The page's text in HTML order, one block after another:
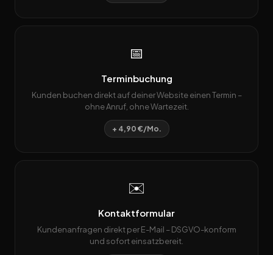
📅
Terminbuchung
Kunden buchen direkt auf deiner Website einen Termin –
ohne Anruf, ohne Wartezeit.
+ 4,90 €/Mo.
✉️
Kontaktformular
Kundenanfragen direkt per E-Mail – DSGVO-konform
und sofort einsatzbereit.